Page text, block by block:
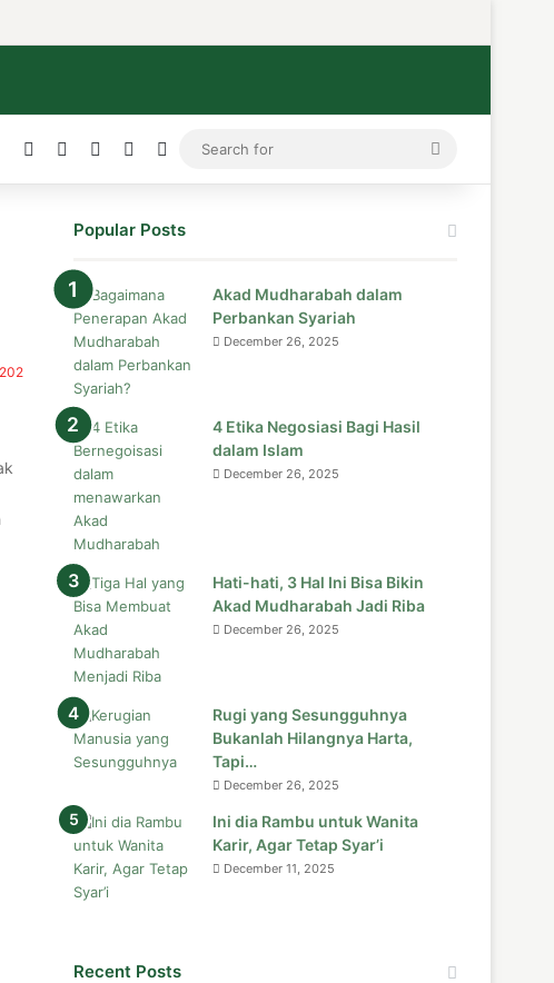
WordPress
InstagramMediumTelegram
TikTokWhatsApp
Search
for
202
Popular Posts
Akad Mudharabah dalam
Perbankan Syariah
December 26, 2025
4 Etika Negosiasi Bagi Hasil
dalam Islam
December 26, 2025
Hati-hati, 3 Hal Ini Bisa Bikin
Akad Mudharabah Jadi Riba
December 26, 2025
Rugi yang Sesungguhnya
Bukanlah Hilangnya Harta,
Tapi…
December 26, 2025
Ini dia Rambu untuk Wanita
Karir, Agar Tetap Syar’i
December 11, 2025
Recent Posts